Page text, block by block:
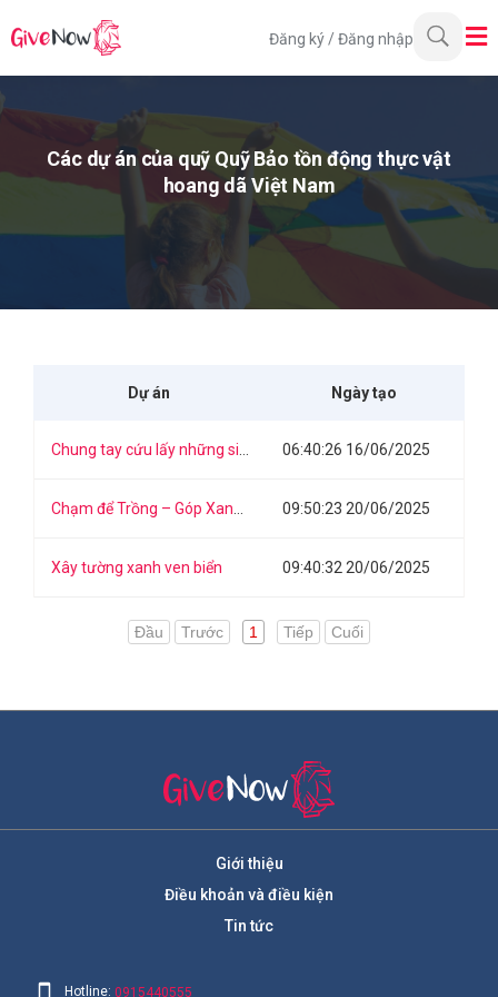
Đăng ký /Đăng nhập
Các dự án của quỹ Quỹ Bảo tồn động thực vật
hoang dã Việt Nam
Dự án Ngày tạo
06:40:26 16/06/2025
09:50:23 20/06/2025
Xây tường xanh ven biển 09:40:32 20/06/2025
Đầu Trước 1 Tiếp Cuối
Giới thiệu
Điều khoản và điều kiện
Tin tức
Hotline:0915440555